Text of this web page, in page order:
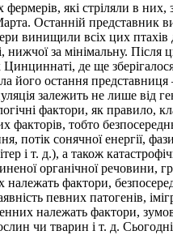
фермерів, які стріляли в
Останній представник
винищили всіх цих птахів
нижчої за мінімальну.
Цинциннаті, де ще
його остання
залежить не лише від
фактори, як правило,
факторів, тобто
потік сонячної енергії,
і т. д.), а також
органічної речовини,
фактори,
певних патогенів,
належать фактори,
чи тварин і т. д.